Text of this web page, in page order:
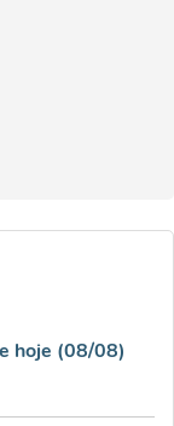
hoje (08/08)